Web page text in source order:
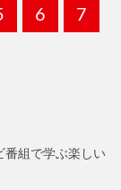
,
固
ジ
6 ,
固
ジ
7
番組で学ぶ楽しい